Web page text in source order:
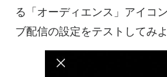
る「オーディエンス」アイコ
ブ配信の設定をテストしてみよ